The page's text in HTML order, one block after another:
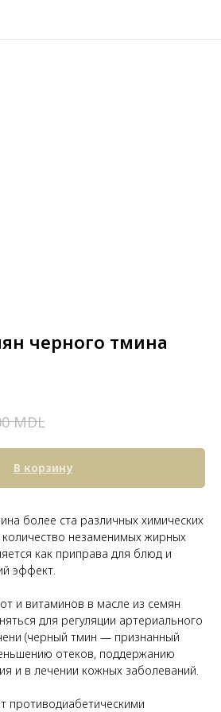
черного тмина
MDL
В корзину
более ста различных химических
незаменимых жирных
как приправа для блюд и
эффект.
и витаминов в масле из семян
для регуляции артериального
(черный тмин — признанный
отеков, поддержанию
и в лечении кожных заболеваний.
противодиабетическими